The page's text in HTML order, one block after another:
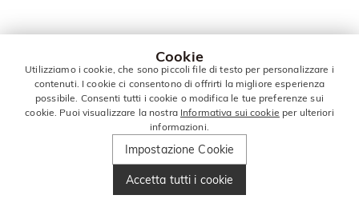
Cookie
Utilizziamo i cookie, che sono piccoli file di testo per personalizzare i
contenuti. I cookie ci consentono di offrirti la migliore esperienza
possibile. Consenti tutti i cookie o modifica le tue preferenze sui
cookie. Puoi visualizzare la nostra Informativa sui cookie per ulteriori
informazioni.
Impostazione Cookie
Accetta tutti i cookie